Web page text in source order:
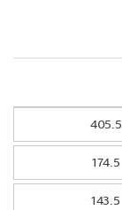
405.5
174.5
143.5